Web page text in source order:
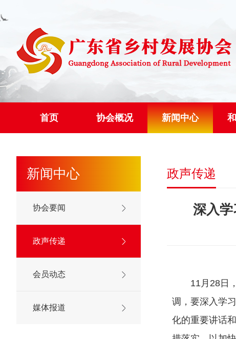
首页 协会概况 新闻中心
新闻中心
协会要闻
政声传递
会员动态
媒体报道
政声传递
深入
11月28日
调，要深入学
化的重要讲话